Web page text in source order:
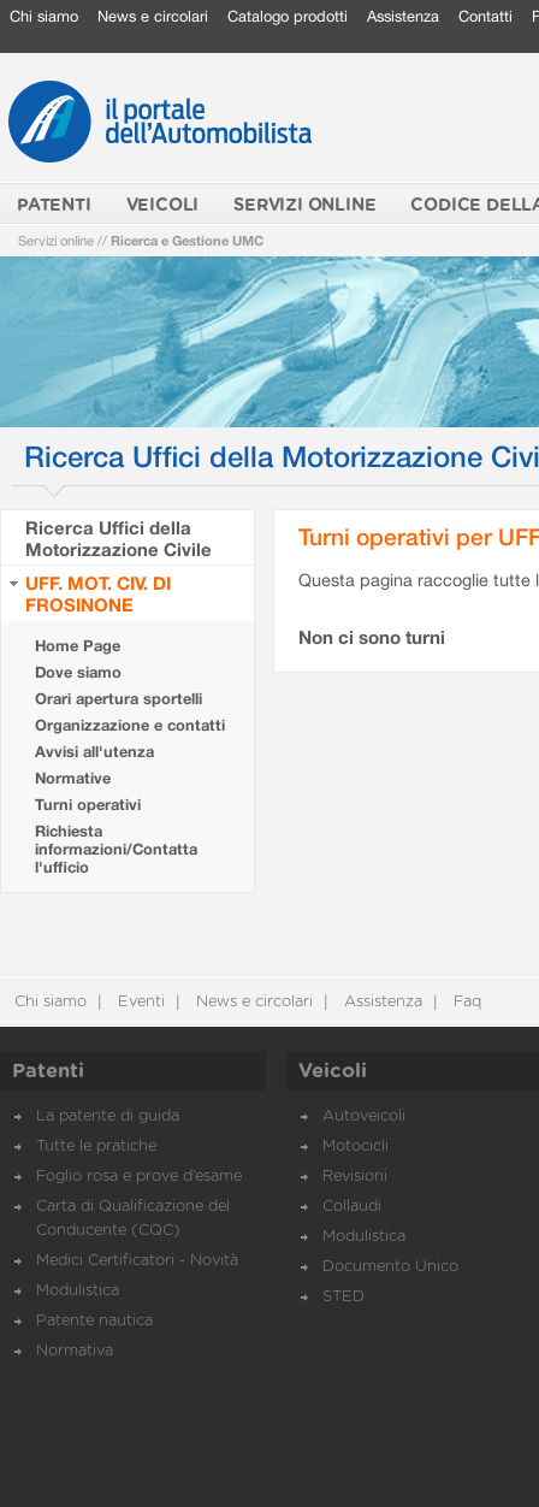
Chi siamo News e circolari Catalogo prodotti Assistenza Contatti
PATENTI VEICOLI SERVIZI ONLINE CODICE
Servizi online // Ricerca e Gestione UMC
Ricerca Uffici della Motorizzazione
Ricerca Uffici della
Motorizzazione Civile
UFF. MOT. CIV. DI
FROSINONE
Home Page
Dove siamo
Orari apertura sportelli
Organizzazione e contatti
Avvisi all'utenza
Normative
Turni operativi
Richiesta
informazioni/Contatta
l'ufficio
Turni operativi per
Questa pagina raccoglie tutte
Non ci sono turni
Chi siamo Eventi News e circolari Assistenza Faq
Patenti
La patente di guida
Tutte le pratiche
Foglio rosa e prove d’esame
Carta di Qualificazione del
Conducente (CQC)
Medici Certificatori - Novità
Modulistica
Patente nautica
Normativa
Veicoli
Autoveicoli
Motocicli
Revisioni
Collaudi
Modulistica
Documento Unico
STED